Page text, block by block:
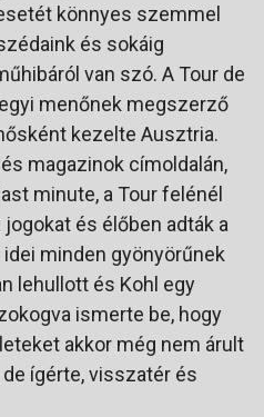
könnyes szemmel
és sokáig
van szó. A Tour de
menőnek megszerző
kezelte Ausztria.
magazinok címoldalán,
minute, a Tour felénél
és élőben adták a
minden gyönyörűnek
lehullott és Kohl egy
ismerte be, hogy
akkor még nem árult
ígérte, visszatér és